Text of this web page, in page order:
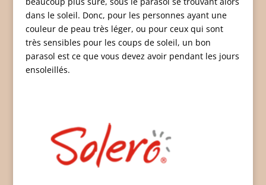
dans le soleil. Donc, pour les personnes ayant une
couleur de peau très léger, ou pour ceux qui sont
très sensibles pour les coups de soleil, un bon
parasol est ce que vous devez avoir pendant les jours
ensoleillés.